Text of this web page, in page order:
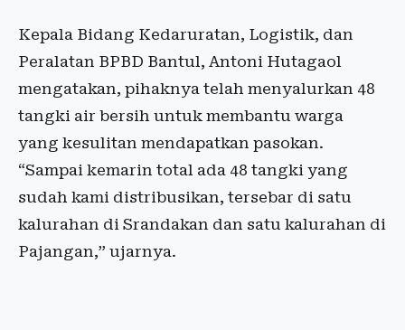
Kepala Bidang Kedaruratan, Logistik, dan
Peralatan BPBD Bantul, Antoni Hutagaol
mengatakan, pihaknya telah menyalurkan 48
tangki air bersih untuk membantu warga
yang kesulitan mendapatkan pasokan.
“Sampai kemarin total ada 48 tangki yang
sudah kami distribusikan, tersebar di satu
kalurahan di Srandakan dan satu kalurahan di
Pajangan,” ujarnya.